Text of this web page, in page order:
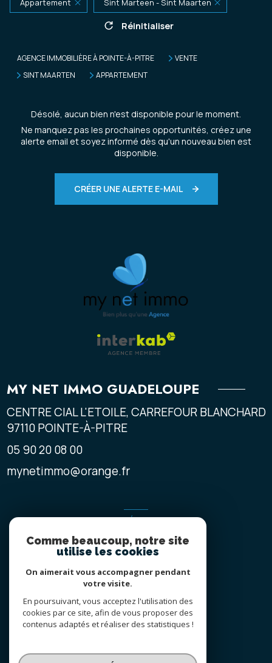
Appartement Sint Marteen - Sint Maarten
Réinitialiser
AGENCE IMMOBILIÈRE À POINTE-À-PITRE
VENTE
SINT MAARTEN
APPARTEMENT
Désolé, aucun bien n'est disponible pour le moment.
Ne manquez pas les prochaines opportunités, créez une
alerte email et soyez informé dès qu'un nouveau bien est
disponible.
CRÉER UNE ALERTE E-MAIL
MY NET IMMO GUADELOUPE
CENTRE CIAL L'ETOILE, CARREFOUR BLANCHARD
97110POINTE-À-PITRE
05 90 20 08 00
mynetimmo@orange.fr
ADHÉRENTS
NOUS ADHÉRONS
© 2026 | Tous droits réservés
Comme beaucoup, notre site
utilise les cookies
On aimerait vous accompagner pendant
votre visite.
En poursuivant, vous acceptez l'utilisation des
cookies par ce site, afin de vous proposer des
contenus adaptés et réaliser des statistiques !